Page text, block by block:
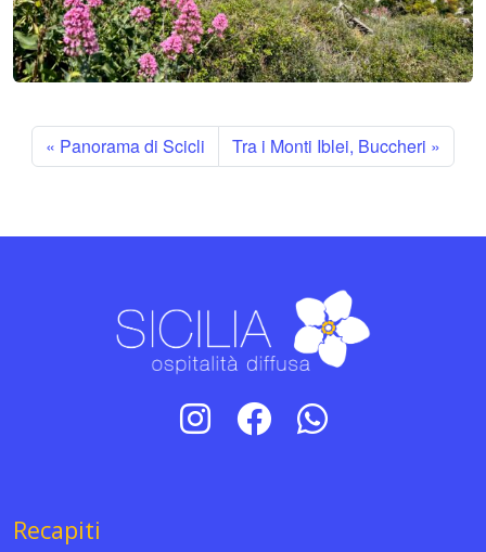
Panorama di Scicli Tra i Monti Iblei, Buccheri
Recapiti